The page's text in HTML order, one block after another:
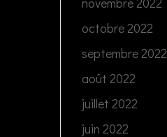
octobre 2022
septembre 2022
août 2022
juillet 2022
juin 2022